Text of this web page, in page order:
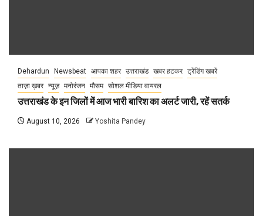
Dehardun Newsbeat आपका शहर उत्तराखंड खबर हटकर ट्रेंडिंग खबरें
ताज़ा ख़बर न्यूज़ मनोरंजन मौसम सोशल मीडिया वायरल
उत्तराखंड के इन जिलों में आज भारी बारिश का अलर्ट जारी, रहें सतर्क
August 10, 2026 Yoshita Pandey